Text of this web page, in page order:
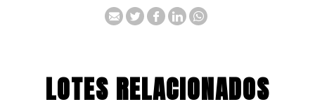
LOTES RELACIONADOS